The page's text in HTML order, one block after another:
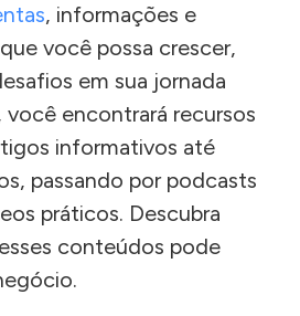
, informações e
você possa crescer,
em sua jornada
você encontrará recursos
informativos até
passando por podcasts
práticos. Descubra
conteúdos pode